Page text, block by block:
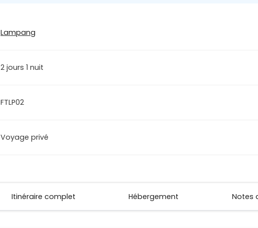
Lampang
2 jours 1 nuit
FTLP02
Voyage privé
Itinéraire complet Hébergement Notes